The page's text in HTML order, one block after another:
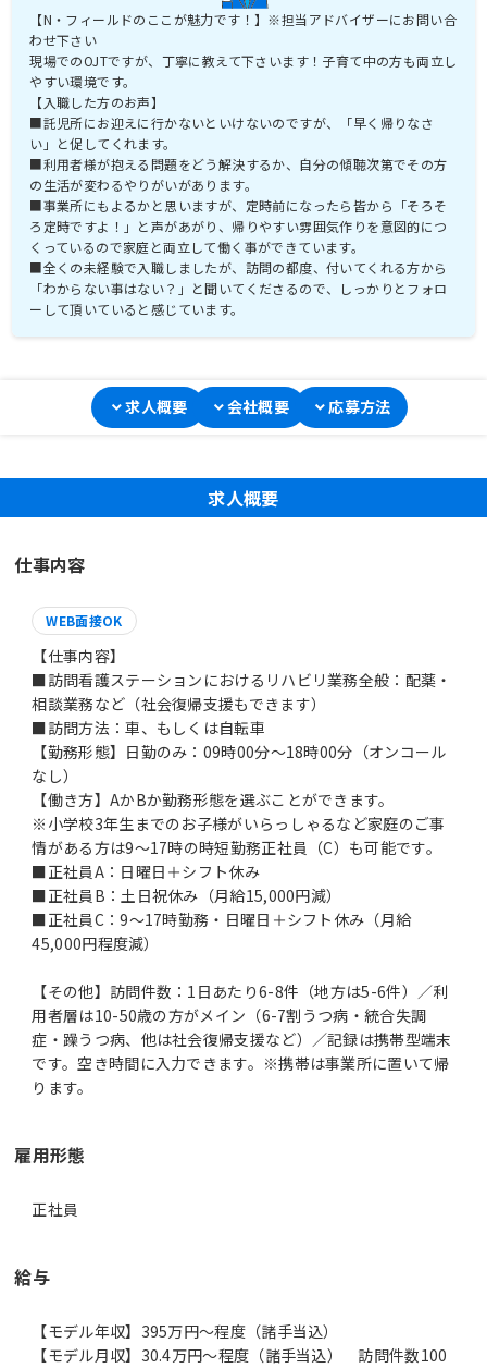
【N・フィールドのここが魅力です！】※担当アドバイザーにお問い合
わせ下さい
現場でのOJTですが、丁寧に教えて下さいます！子育て中の方も両立し
やすい環境です。
【入職した方のお声】
■託児所にお迎えに行かないといけないのですが、「早く帰りなさ
い」と促してくれます。
■利用者様が抱える問題をどう解決するか、自分の傾聴次第でその方
の生活が変わるやりがいがあります。
■事業所にもよるかと思いますが、定時前になったら皆から「そろそ
ろ定時ですよ！」と声があがり、帰りやすい雰囲気作りを意図的につ
くっているので家庭と両立して働く事ができています。
■全くの未経験で入職しましたが、訪問の都度、付いてくれる方から
「わからない事はない？」と聞いてくださるので、しっかりとフォロ
ーして頂いていると感じています。
求人概要 会社概要 応募方法
求人概要
仕事内容
WEB面接OK
【仕事内容】
■訪問看護ステーションにおけるリハビリ業務全般：配薬・
相談業務など（社会復帰支援もできます）
■訪問方法：車、もしくは自転車
【勤務形態】日勤のみ：09時00分～18時00分（オンコール
なし）
【働き方】AかBか勤務形態を選ぶことができます。
※小学校3年生までのお子様がいらっしゃるなど家庭のご事
情がある方は9～17時の時短勤務正社員（C）も可能です。
■正社員A：日曜日＋シフト休み
■正社員B：土日祝休み（月給15,000円減）
■正社員C：9～17時勤務・日曜日＋シフト休み（月給
45,000円程度減）
【その他】訪問件数：1日あたり6-8件（地方は5-6件）／利
用者層は10-50歳の方がメイン（6-7割うつ病・統合失調
症・躁うつ病、他は社会復帰支援など）／記録は携帯型端末
です。空き時間に入力できます。※携帯は事業所に置いて帰
ります。
雇用形態
正社員
給与
【モデル年収】395万円〜程度（諸手当込）
【モデル月収】30.4万円〜程度（諸手当込） 訪問件数100